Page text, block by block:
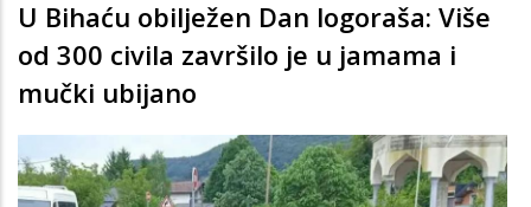
U Bihaću obilježen Dan logoraša: Više
od 300 civila završilo je u jamama i
mučki ubijano